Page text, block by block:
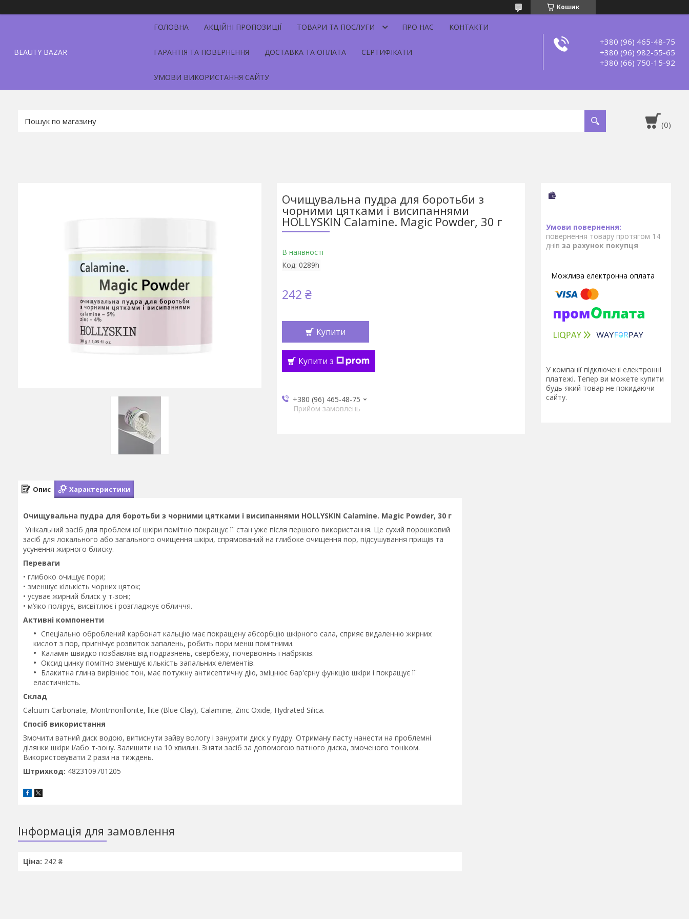
Кошик
BEAUTY BAZAR
ГОЛОВНА АКЦІЙНІ ПРОПОЗИЦІЇ ТОВАРИ ТА ПОСЛУГИ ПРО НАС КОНТАКТИ
ГАРАНТІЯ ТА ПОВЕРНЕННЯ ДОСТАВКА ТА ОПЛАТА СЕРТИФІКАТИ
УМОВИ ВИКОРИСТАННЯ САЙТУ
+380 (96) 465-48-75
+380 (96) 982-55-65
+380 (66) 750-15-92
Очищувальна пудра для боротьби з
чорними цятками і висипаннями
HOLLYSKIN Calamine. Magic Powder, 30 г
В наявності
Код: 0289h
242 ₴
Купити
Купити з
+380 (96) 465-48-75
Прийом замовлень
повернення товару протягом 14
днів за рахунок покупця
У компанії підключені електронні
платежі. Тепер ви можете купити
будь-який товар не покидаючи
сайту.
Опис Характеристики
Очищувальна пудра для боротьби з чорними цятками і висипаннями HOLLYSKIN Calamine. Magic Powder, 30 г
Унікальний засіб для проблемної шкіри помітно покращує її стан уже після першого використання. Це сухий порошковий
засіб для локального або загального очищення шкіри, спрямований на глибоке очищення пор, підсушування прищів та
усунення жирного блиску.
Переваги
• глибоко очищує пори;
• зменшує кількість чорних цяток;
• усуває жирний блиск у т-зоні;
• м’яко полірує, висвітлює і розгладжує обличчя.
Активні компоненти
Спеціально оброблений карбонат кальцію має покращену абсорбцію шкірного сала, сприяє видаленню жирних
кислот з пор, пригнічує розвиток запалень, робить пори менш помітними.
Каламін швидко позбавляє від подразнень, свербежу, почервонінь і набряків.
Оксид цинку помітно зменшує кількість запальних елементів.
Блакитна глина вирівнює тон, має потужну антисептичну дію, зміцнює бар'єрну функцію шкіри і покращує її
еластичність.
Склад
Calcium Carbonate, Montmorillonite, llite (Blue Clay), Calamine, Zinc Oxide, Hydrated Silica.
Спосіб використання
Змочити ватний диск водою, витиснути зайву вологу і занурити диск у пудру. Отриману пасту нанести на проблемні
ділянки шкіри і/або т-зону. Залишити на 10 хвилин. Зняти засіб за допомогою ватного диска, змоченого тоніком.
Використовувати 2 рази на тиждень.
Штрихкод: 4823109701205
Інформація для замовлення
Ціна: 242 ₴